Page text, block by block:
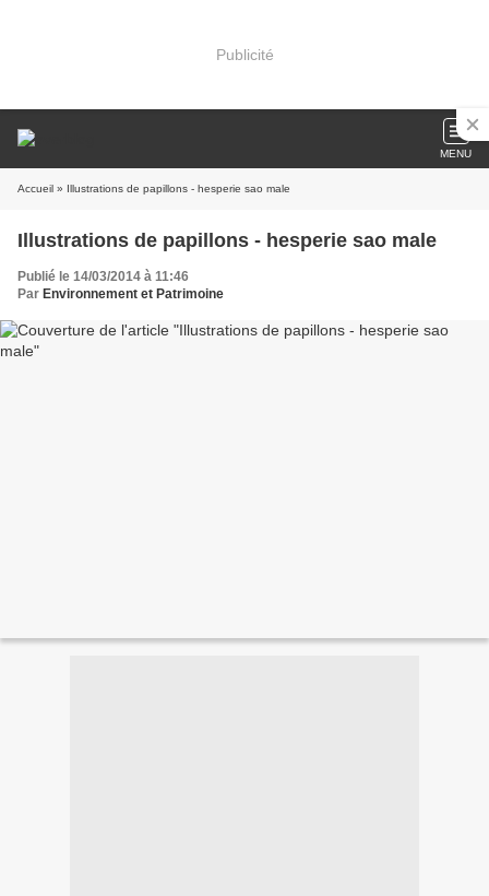
Publicité
MENU
Accueil » Illustrations de papillons - hesperie sao male
Illustrations de papillons - hesperie sao male
Publié le 14/03/2014 à 11:46
Par Environnement et Patrimoine